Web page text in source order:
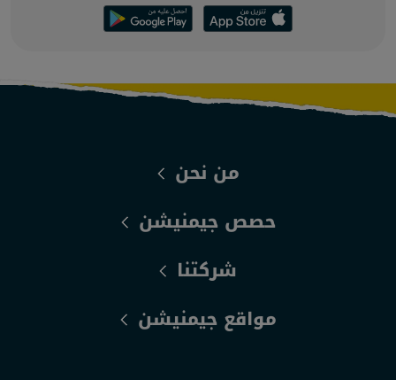
من نحن
حصص جيمنيشن
شركتنا
مواقع جيمنيشن